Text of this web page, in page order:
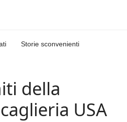
Storie sconvenienti
della
USA